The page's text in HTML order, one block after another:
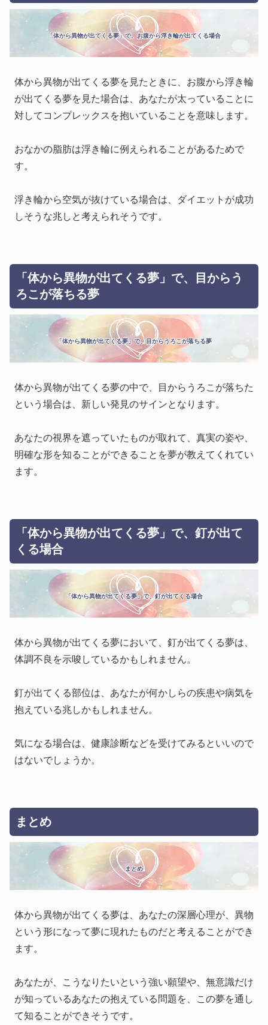
「体から異物が出てくる夢」で、お腹から浮き輪が出てくる場合
体から異物が出てくる夢を見たときに、お腹から浮き輪
が出てくる夢を見た場合は、あなたが太っていることに
対してコンプレックスを抱いていることを意味します。
おなかの脂肪は浮き輪に例えられることがあるためで
す。
浮き輪から空気が抜けている場合は、ダイエットが成功
しそうな兆しと考えられそうです。
「体から異物が出てくる夢」で、目からう
ろこが落ちる夢
「体から異物が出てくる夢」で、目からうろこが落ちる夢
体から異物が出てくる夢の中で、目からうろこが落ちた
という場合は、新しい発見のサインとなります。
あなたの視界を遮っていたものが取れて、真実の姿や、
明確な形を知ることができることを夢が教えてくれてい
ます。
「体から異物が出てくる夢」で、釘が出て
くる場合
「体から異物が出てくる夢」で、釘が出てくる場合
体から異物が出てくる夢において、釘が出てくる夢は、
体調不良を示唆しているかもしれません。
釘が出てくる部位は、あなたが何かしらの疾患や病気を
抱えている兆しかもしれません。
気になる場合は、健康診断などを受けてみるといいので
はないでしょうか。
まとめ
まとめ
体から異物が出てくる夢は、あなたの深層心理が、異物
という形になって夢に現れたものだと考えることができ
ます。
あなたが、こうなりたいという強い願望や、無意識だけ
が知っているあなたの抱えている問題を、この夢を通し
て知ることができそうです。